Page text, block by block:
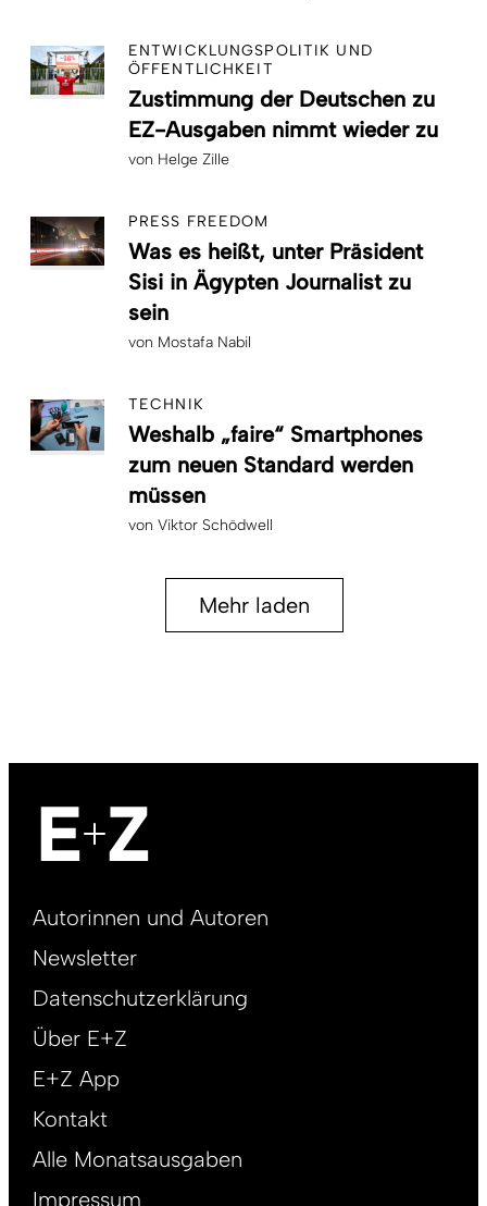
ENTWICKLUNGSPOLITIK UND
ÖFFENTLICHKEIT
Zustimmung der Deutschen zu
EZ-Ausgaben nimmt wieder zu
von Helge Zille
PRESS FREEDOM
Was es heißt, unter Präsident
Sisi in Ägypten Journalist zu
sein
von Mostafa Nabil
TECHNIK
Weshalb „faire“ Smartphones
zum neuen Standard werden
müssen
von Viktor Schödwell
Mehr laden
Footer
DE
Autorinnen und Autoren
Newsletter
Datenschutzerklärung
Über E+Z
E+Z App
Kontakt
Alle Monatsausgaben
Impressum